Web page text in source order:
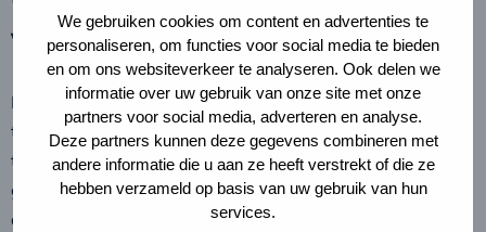
We gebruiken cookies om content en advertenties te
personaliseren, om functies voor social media te bieden
en om ons websiteverkeer te analyseren. Ook delen we
informatie over uw gebruik van onze site met onze
partners voor social media, adverteren en analyse.
Deze partners kunnen deze gegevens combineren met
andere informatie die u aan ze heeft verstrekt of die ze
hebben verzameld op basis van uw gebruik van hun
services.
winst
De gezamenlijke inzet op drie circulaire strategieën leidt
tot en met 2030 tot een totale CO2- reductie van 13,8%
ten opzichte van business-as-usual. Het primair
grondstofverbruik kan tot en met 2030 met 2,4%
afnemen. In het jaar 2030 is de winst ten opzichte